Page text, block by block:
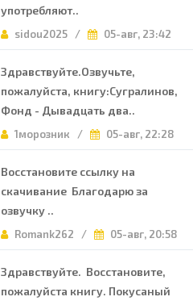
употребляют..
sidou2025 / 05-авг, 23:42
Здравствуйте.Озвучьте,
пожалуйста, книгу:Сугралинов,
Фонд - Дывадцать два..
1морозник / 05-авг, 22:28
Восстановите ссылку на
скачивание Благодарю за
озвучку ..
Romank262 / 05-авг, 20:58
Здравствуйте. Восстановите,
пожалуйста книгу. Покусаный